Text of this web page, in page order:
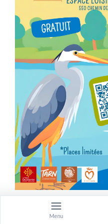
Festival des Etangs d’arts
Menu